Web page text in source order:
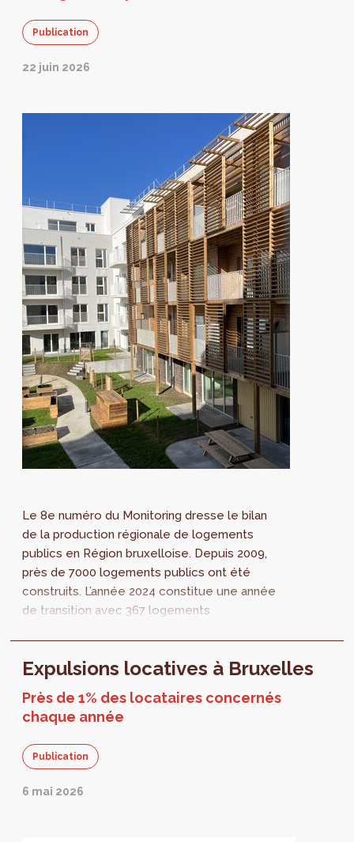
Publication
22 juin 2026
Le 8e numéro du Monitoring dresse le bilan
de la production régionale de logements
publics en Région bruxelloise. Depuis 2009,
près de 7000 logements publics ont été
construits. L’année 2024 constitue une année
de transition avec 367 logements
Expulsions locatives à Bruxelles
Près de 1% des locataires concernés
chaque année
Publication
6 mai 2026